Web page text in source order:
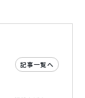
記事一覧へ